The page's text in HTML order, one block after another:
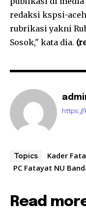
redaksi kspsi-
rubrikasi yakni
Sosok," kata dia.
https://
Topics
Kader
PC Fatayat NU
Read